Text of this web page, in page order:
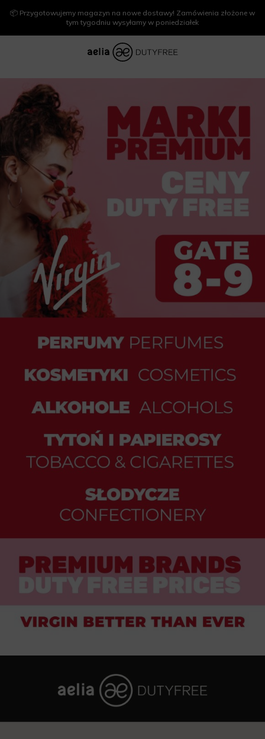
📦 Przygotowujemy magazyn na nowe dostawy! Zamówienia złożone w
tym tygodniu wysyłamy w poniedziałek